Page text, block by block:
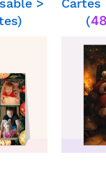
en 1, c'est
: Très bon
>
Cartes
(